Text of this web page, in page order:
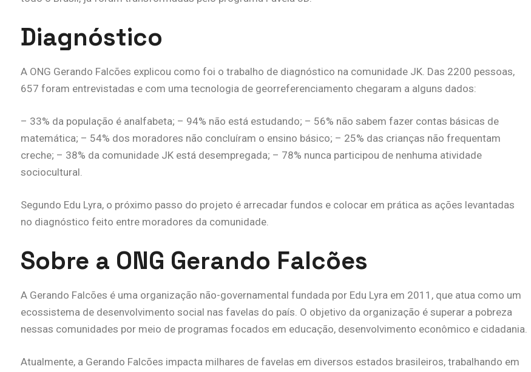
Diagnóstico
A ONG Gerando Falcões explicou como foi o trabalho de diagnóstico na comunidade JK. Das 2200 pessoas,
657 foram entrevistadas e com uma tecnologia de georreferenciamento chegaram a alguns dados:
– 33% da população é analfabeta; – 94% não está estudando; – 56% não sabem fazer contas básicas de
matemática; – 54% dos moradores não concluíram o ensino básico; – 25% das crianças não frequentam
creche; – 38% da comunidade JK está desempregada; – 78% nunca participou de nenhuma atividade
sociocultural.
Segundo Edu Lyra, o próximo passo do projeto é arrecadar fundos e colocar em prática as ações levantadas
no diagnóstico feito entre moradores da comunidade.
Sobre a ONG Gerando Falcões
A Gerando Falcões é uma organização não-governamental fundada por Edu Lyra em 2011, que atua como um
ecossistema de desenvolvimento social nas favelas do país. O objetivo da organização é superar a pobreza
nessas comunidades por meio de programas focados em educação, desenvolvimento econômico e cidadania.
Atualmente, a Gerando Falcões impacta milhares de favelas em diversos estados brasileiros, trabalhando em